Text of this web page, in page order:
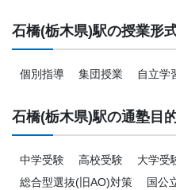
石橋(栃木県)駅の授業形
個別指導 集団授業 自立学
石橋(栃木県)駅の通塾目
中学受験 高校受験 大学受
総合型選抜(旧AO)対策
国公